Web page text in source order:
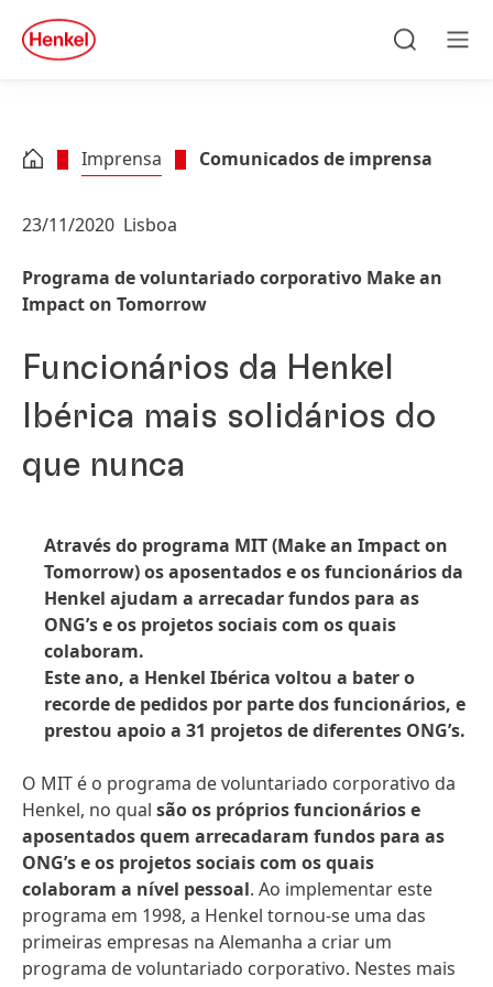
Skip to footer
quick
search
Imprensa Comunicados de imprensa
23/11/2020 Lisboa
Programa de voluntariado corporativo Make an
Impact on Tomorrow
Funcionários da Henkel
Ibérica mais solidários do
que nunca
Através do programa MIT(Make an Impact on
Tomorrow) os aposentados e os funcionários da
Henkel ajudam a arrecadar fundos para as
ONG’s e os projetos sociais com os quais
colaboram.
Este ano, a Henkel Ibérica voltou a bater o
recorde de pedidos por parte dos funcionários, e
prestou apoio a 31 projetos de diferentes ONG’s.
O MIT é o programa de voluntariado corporativo da
Henkel, no qual são os próprios funcionários e
aposentados quem arrecadaram fundos para as
ONG’s e os projetos sociais com os quais
colaboram a nível pessoal. Ao implementar este
programa em 1998, a Henkel tornou-se uma das
primeiras empresas na Alemanha a criar um
programa de voluntariado corporativo. Nestes mais